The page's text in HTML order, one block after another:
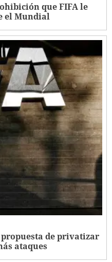
que FIFA le
el Mundial
de privatizar
ataques